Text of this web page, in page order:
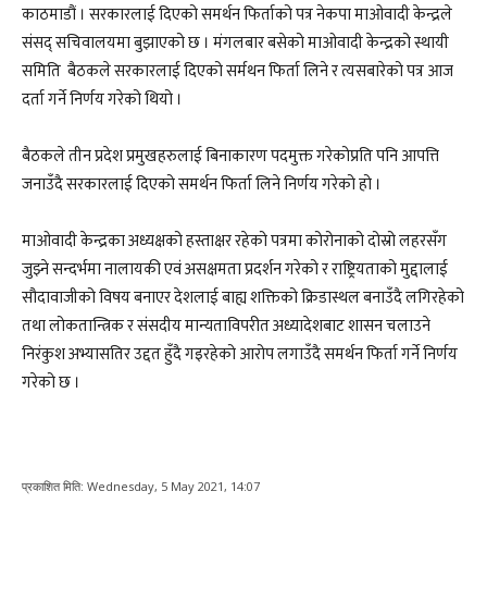
काठमाडौं । सरकारलाई दिएको समर्थन फिर्ताको पत्र नेकपा माओवादी केन्द्रले
संसद् सचिवालयमा बुझाएको छ । मंगलबार बसेको माओवादी केन्द्रको स्थायी
समिति बैठकले सरकारलाई दिएको सर्मथन फिर्ता लिने र त्यसबारेको पत्र आज
दर्ता गर्ने निर्णय गरेको थियो ।
बैठकले तीन प्रदेश प्रमुखहरुलाई बिनाकारण पदमुक्त गरेकोप्रति पनि आपत्ति
जनाउँदै सरकारलाई दिएको समर्थन फिर्ता लिने निर्णय गरेको हो ।
माओवादी केन्द्रका अध्यक्षको हस्ताक्षर रहेको पत्रमा कोरोनाको दोस्रो लहरसँग
जुझ्ने सन्दर्भमा नालायकी एवं असक्षमता प्रदर्शन गरेको र राष्ट्रियताको मुद्दालाई
सौदावाजीको विषय बनाएर देशलाई बाह्य शक्तिको क्रिडास्थल बनाउँदै लगिरहेको
तथा लोकतान्त्रिक र संसदीय मान्यताविपरीत अध्यादेशबाट शासन चलाउने
निरंकुश अभ्यासतिर उद्दत हुँदै गइरहेको आरोप लगाउँदै समर्थन फिर्ता गर्ने निर्णय
गरेको छ ।
प्रकाशित मिति: Wednesday, 5 May 2021, 14:07